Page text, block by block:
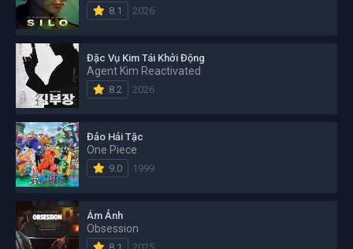
8.1 2026
Đặc Vụ Kim Tái Khởi Động
Agent Kim Reactivated
8.2 2026
Đảo Hải Tặc
One Piece
9.0 1999
Ám Ảnh
Obsession